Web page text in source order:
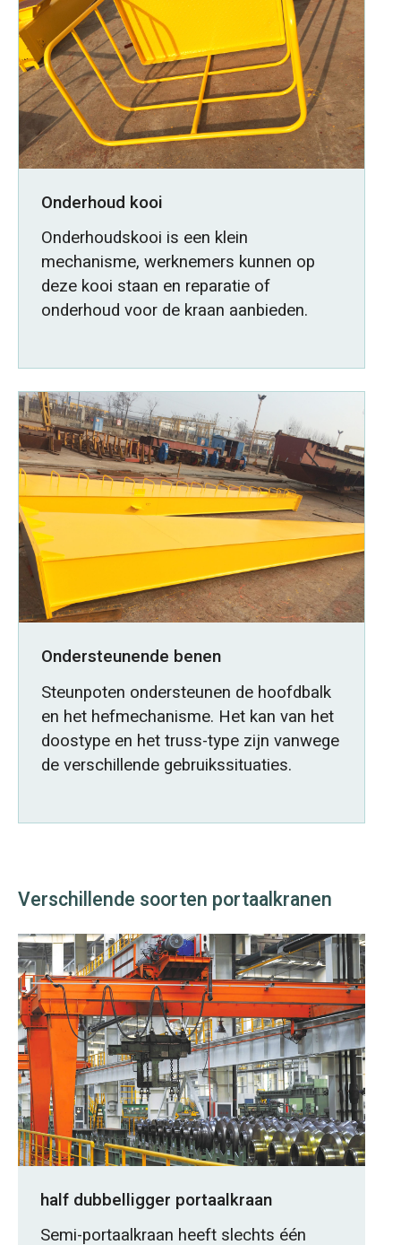
Onderhoud kooi
Onderhoudskooi is een klein
mechanisme, werknemers kunnen op
deze kooi staan en reparatie of
onderhoud voor de kraan aanbieden.
Ondersteunende benen
Steunpoten ondersteunen de hoofdbalk
en het hefmechanisme. Het kan van het
doostype en het truss-type zijn vanwege
de verschillende gebruikssituaties.
Verschillende soorten portaalkranen
half dubbelligger portaalkraan
Semi-portaalkraan heeft slechts één